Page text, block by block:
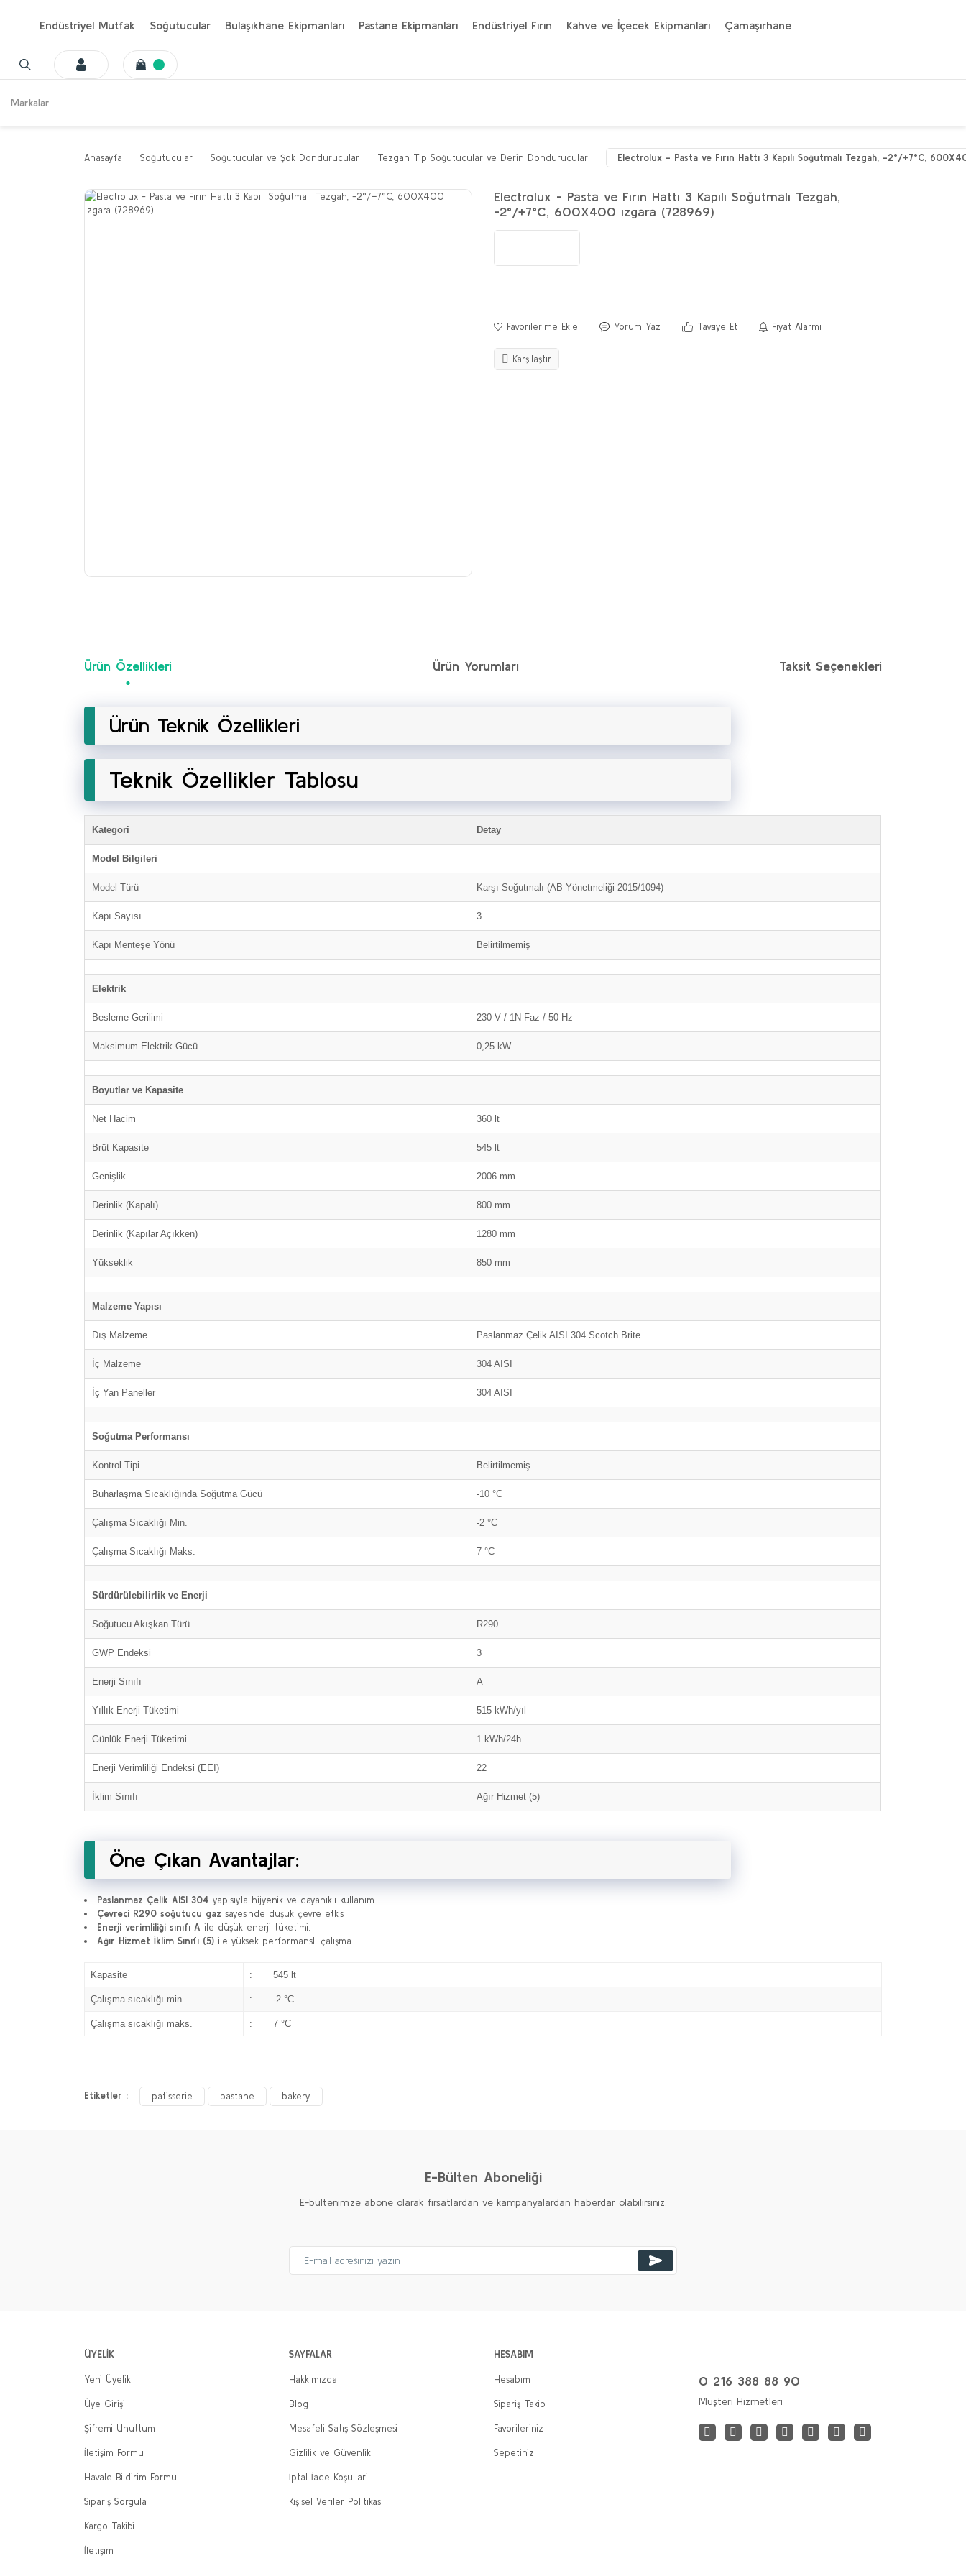
Endüstriyel Mutfak Soğutucular Bulaşıkhane Ekipmanları Pastane Ekipmanları Endüstriyel Fırın Kahve ve İçecek Ekipmanları Çamaşırhane
Markalar
Anasayfa Soğutucular Soğutucular ve Şok Dondurucular Tezgah Tip Soğutucular ve Derin Dondurucular Electrolux - Pasta ve Fırın Hattı 3 Kapılı Soğutmalı Tezgah, -2°/+7°C,
Electrolux - Pasta ve Fırın Hattı 3 Kapılı Soğutmalı Tezgah,
-2°/+7°C, 600X400 ızgara (728969)
Yorum Yaz Tavsiye Et Fiyat Alarmı
Karşılaştır
Ürün Özellikleri Ürün Yorumları Taksit Seçenekleri
Ürün Teknik Özellikleri
Teknik Özellikler Tablosu
Kategori Detay
Model Bilgileri
Model Türü Karşı Soğutmalı (AB Yönetmeliği 2015/1094)
Kapı Sayısı 3
Kapı Menteşe Yönü Belirtilmemiş
Elektrik
Besleme Gerilimi 230 V / 1N Faz / 50 Hz
Maksimum Elektrik Gücü 0,25 kW
Boyutlar ve Kapasite
Net Hacim 360 lt
Brüt Kapasite 545 lt
Genişlik 2006 mm
Derinlik (Kapalı) 800 mm
Derinlik (Kapılar Açıkken) 1280 mm
Yükseklik 850 mm
Malzeme Yapısı
Dış Malzeme Paslanmaz Çelik AISI 304 Scotch Brite
İç Malzeme 304 AISI
İç Yan Paneller 304 AISI
Soğutma Performansı
Kontrol Tipi Belirtilmemiş
Buharlaşma Sıcaklığında Soğutma Gücü -10 °C
Çalışma Sıcaklığı Min. -2 °C
Çalışma Sıcaklığı Maks. 7 °C
Sürdürülebilirlik ve Enerji
Soğutucu Akışkan Türü R290
GWP Endeksi 3
Enerji Sınıfı A
Yıllık Enerji Tüketimi 515 kWh/yıl
Günlük Enerji Tüketimi 1 kWh/24h
Enerji Verimliliği Endeksi (EEI) 22
İklim Sınıfı Ağır Hizmet (5)
Öne Çıkan Avantajlar:
Paslanmaz Çelik AISI 304 yapısıyla hijyenik ve dayanıklı kullanım.
Çevreci R290 soğutucu gaz sayesinde düşük çevre etkisi.
Enerji verimliliği sınıfı A ile düşük enerji tüketimi.
Ağır Hizmet İklim Sınıfı (5) ile yüksek performanslı çalışma.
Kapasite : 545 lt
Çalışma sıcaklığı min. : -2 °C
Çalışma sıcaklığı maks. : 7 °C
Etiketler : patisserie pastane bakery
E-Bülten Aboneliği
E-bültenimize abone olarak fırsatlardan ve kampanyalardan haberdar olabilirsiniz.
ÜYELİK
Yeni Üyelik
Üye Girişi
Şifremi Unuttum
İletişim Formu
Havale Bildirim Formu
Sipariş Sorgula
Kargo Takibi
İletişim
SAYFALAR
Hakkımızda
Blog
Mesafeli Satış Sözleşmesi
Gizlilik ve Güvenlik
İptal İade Koşullari
Kişisel Veriler Politikası
HESABIM
Hesabım
Sipariş Takip
Favorileriniz
Sepetiniz
0 216 388 88 90
Müşteri Hizmetleri